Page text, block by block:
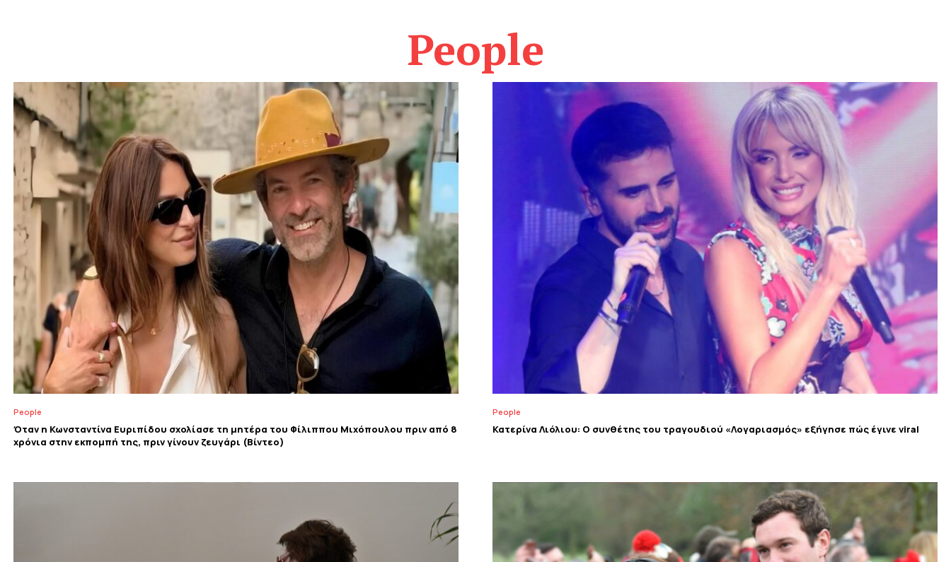
People
People
Όταν η Κωνσταντίνα Ευριπίδου σχολίασε τη μητέρα του Φίλιππου Μιχόπουλου πριν από 8
χρόνια στην εκπομπή της, πριν γίνουν ζευγάρι (Βίντεο)
People
Κατερίνα Λιόλιου: Ο συνθέτης του τραγουδιού «Λογαριασμός» εξήγησε πώς έγινε viral